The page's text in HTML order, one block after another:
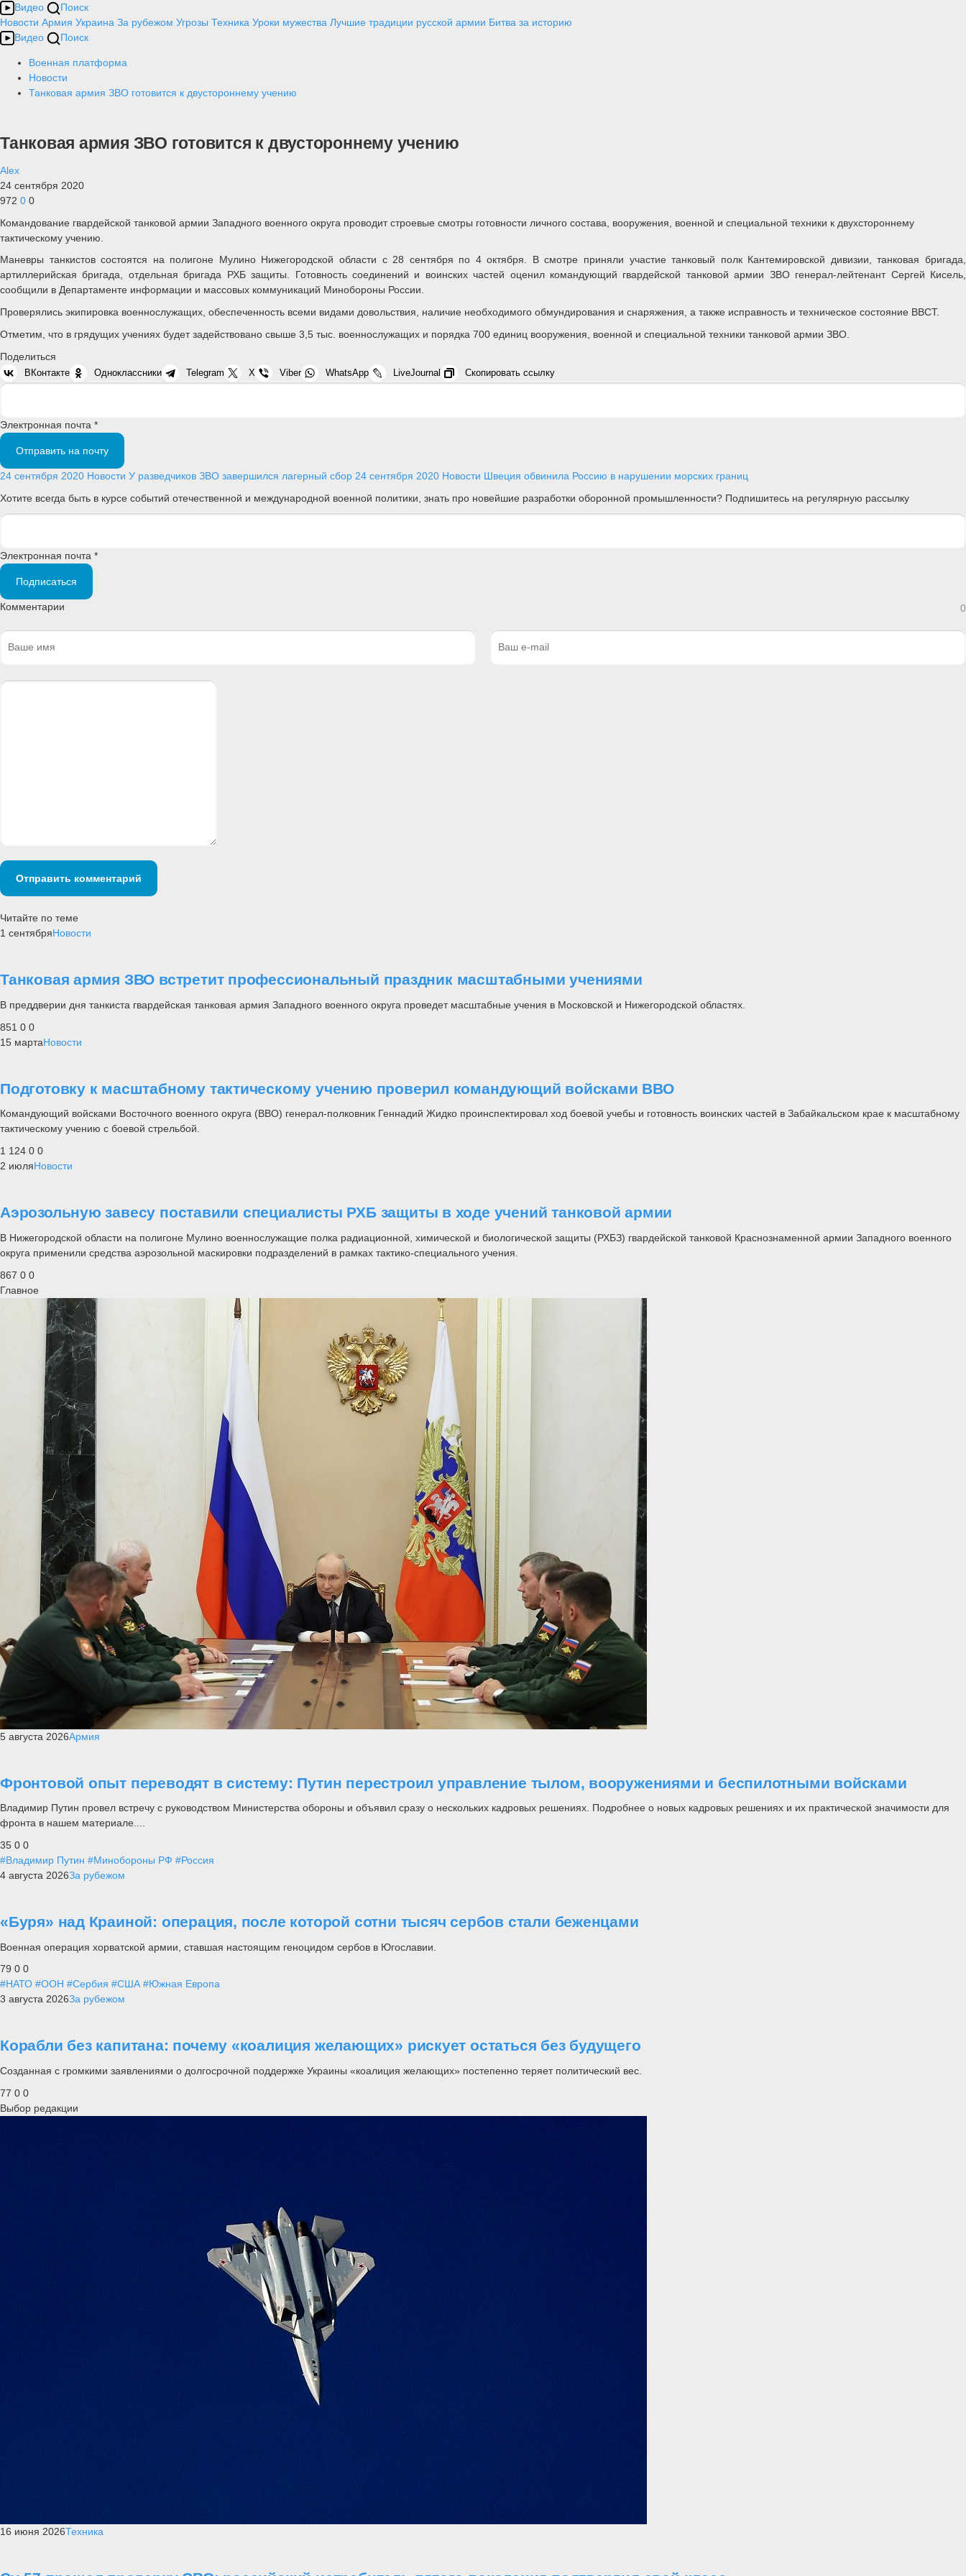
Видео
Поиск
Новости Армия Украина За рубежом Угрозы Техника Уроки мужества Лучшие традиции русской армии Битва за историю
Видео
Поиск
Военная платформа
Новости
Танковая армия ЗВО готовится к двустороннему учению
Танковая армия ЗВО готовится к двустороннему учению
Alex
24 сентября 2020
972 0 0
Командование гвардейской танковой армии Западного военного округа проводит строевые смотры готовности личного состава, вооружения, военной и специальной техники к двухстороннему
тактическому учению.
Маневры танкистов состоятся на полигоне Мулино Нижегородской области с 28 сентября по 4 октября. В смотре приняли участие танковый полк Кантемировской дивизии, танковая бригада,
артиллерийская бригада, отдельная бригада РХБ защиты. Готовность соединений и воинских частей оценил командующий гвардейской танковой армии ЗВО генерал-лейтенант Сергей Кисель,
сообщили в Департаменте информации и массовых коммуникаций Минобороны России.
Проверялись экипировка военнослужащих, обеспеченность всеми видами довольствия, наличие необходимого обмундирования и снаряжения, а также исправность и техническое состояние ВВСТ.
Отметим, что в грядущих учениях будет задействовано свыше 3,5 тыс. военнослужащих и порядка 700 единиц вооружения, военной и специальной техники танковой армии ЗВО.
Поделиться
ВКонтакте Одноклассники Telegram X Viber WhatsApp LiveJournal Скопировать ссылку
Электронная почта *
Отправить на почту
24 сентября 2020 Новости У разведчиков ЗВО завершился лагерный сбор 24 сентября 2020 Новости Швеция обвинила Россию в нарушении морских границ
Хотите всегда быть в курсе событий отечественной и международной военной политики, знать про новейшие разработки оборонной промышленности? Подпишитесь на регулярную рассылку
Электронная почта *
Подписаться
Комментарии 0
Отправить комментарий
Читайте по теме
1 сентябряНовости
Танковая армия ЗВО встретит профессиональный праздник масштабными учениями
В преддверии дня танкиста гвардейская танковая армия Западного военного округа проведет масштабные учения в Московской и Нижегородской областях.
851 0 0
15 мартаНовости
Подготовку к масштабному тактическому учению проверил командующий войсками ВВО
Командующий войсками Восточного военного округа (ВВО) генерал-полковник Геннадий Жидко проинспектировал ход боевой учебы и готовность воинских частей в Забайкальском крае к масштабному
тактическому учению с боевой стрельбой.
1 124 0 0
2 июляНовости
Аэрозольную завесу поставили специалисты РХБ защиты в ходе учений танковой армии
В Нижегородской области на полигоне Мулино военнослужащие полка радиационной, химической и биологической защиты (РХБЗ) гвардейской танковой Краснознаменной армии Западного военного
округа применили средства аэрозольной маскировки подразделений в рамках тактико-специального учения.
867 0 0
Главное
5 августа 2026Армия
Фронтовой опыт переводят в систему: Путин перестроил управление тылом, вооружениями и беспилотными войсками
Владимир Путин провел встречу с руководством Министерства обороны и объявил сразу о нескольких кадровых решениях. Подробнее о новых кадровых решениях и их практической значимости для
фронта в нашем материале....
35 0 0
#Владимир Путин #Минобороны РФ #Россия
4 августа 2026За рубежом
«Буря» над Краиной: операция, после которой сотни тысяч сербов стали беженцами
Военная операция хорватской армии, ставшая настоящим геноцидом сербов в Югославии.
79 0 0
#НАТО #ООН #Сербия #США #Южная Европа
3 августа 2026За рубежом
Корабли без капитана: почему «коалиция желающих» рискует остаться без будущего
Созданная с громкими заявлениями о долгосрочной поддержке Украины «коалиция желающих» постепенно теряет политический вес.
77 0 0
Выбор редакции
16 июня 2026Техника